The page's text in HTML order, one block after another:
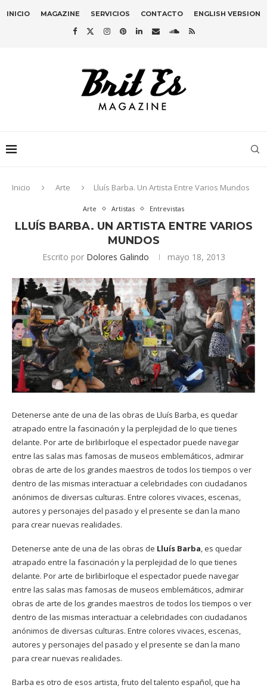
INICIO MAGAZINE SERVICIOS CONTACTO ENGLISH VERSION
Inicio Arte Lluís Barba. Un Artista Entre Varios Mundos
Arte Artistas Entrevistas
LLUÍS BARBA. UN ARTISTA ENTRE VARIOS
MUNDOS
Escrito por Dolores Galindo mayo 18, 2013
Detenerse ante de una de las obras de Lluís Barba, es quedar
atrapado entre la fascinación y la perplejidad de lo que tienes
delante. Por arte de birlibirloque el espectador puede navegar
entre las salas mas famosas de museos emblemáticos, admirar
obras de arte de los grandes maestros de todos los tiempos o ver
dentro de las mismas interactuar a celebridades con ciudadanos
anónimos de diversas culturas. Entre colores vivaces, escenas,
autores y personajes del pasado y el presente se dan la mano
para crear nuevas realidades.
Detenerse ante de una de las obras de Lluís Barba, es quedar
atrapado entre la fascinación y la perplejidad de lo que tienes
delante. Por arte de birlibirloque el espectador puede navegar
entre las salas mas famosas de museos emblemáticos, admirar
obras de arte de los grandes maestros de todos los tiempos o ver
dentro de las mismas interactuar a celebridades con ciudadanos
anónimos de diversas culturas. Entre colores vivaces, escenas,
autores y personajes del pasado y el presente se dan la mano
para crear nuevas realidades.
Barba es otro de esos artista, fruto del talento español, que ha